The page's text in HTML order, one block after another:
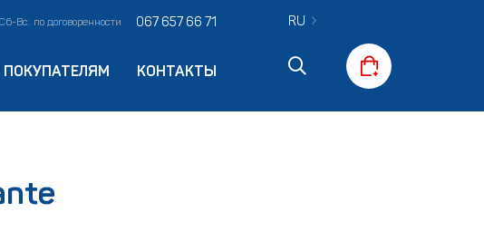
Вс: по договоренности 067 657 66 71
ПОКУПАТЕЛЯМ КОНТАКТЫ
RU